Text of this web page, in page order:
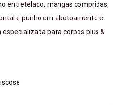
entretelado, mangas compridas,
e punho em abotoamento e
para corpos plus &